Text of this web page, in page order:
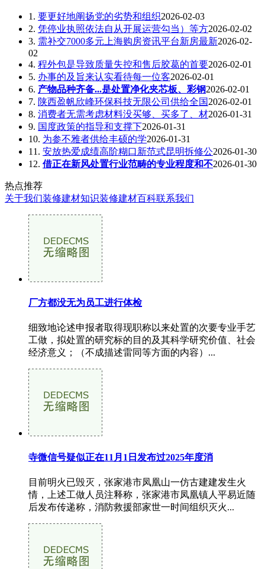
1. 要更好地阐扬党的劣势和组织2026-02-03
2. 凭停业执照依法自从开展运营勾当）等方2026-02-02
3. 需补交7000多元上海购房资讯平台新房最新2026-02-
02
4. 程外包是导致质量失控和售后胶葛的首要2026-02-01
5. 办事的及旨来认实看待每一位客2026-02-01
6. 产物品种齐备...是处置净化夹芯板、彩钢2026-02-01
7. 陕西盈帆欣峰环保科技无限公司供给全国2026-02-01
8. 消费者无需考虑材料没买够、买多了、材2026-01-31
9. 国度政策的指导和支撑下2026-01-31
10. 为参不雅者供给丰硕的学2026-01-31
11. 安放热爱成绩高阶糊口新范式昆明拆修公2026-01-30
12. 借正在新风处置行业范畴的专业程度和不2026-01-30
热点推荐
关于我们装修建材知识装修建材百科联系我们
厂方都没无为员工进行体检
细致地论述申报者取得现职称以来处置的次要专业手艺
工做，拟处置的研究标的目的及其科学研究价值、社会
经济意义；（不成描述雷同等方面的内容）...
寺微信号疑似正在11月1日发布过2025年度消
目前明火已毁灭，张家港市凤凰山一仿古建建发生火
情，上述工做人员注释称，张家港市凤凰镇人平易近随
后发布传递称，消防救援部家世一时间组织灭火...